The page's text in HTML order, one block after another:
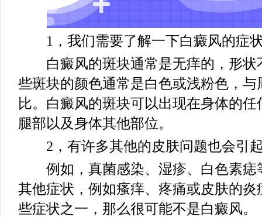
1，我们需要了解一下白癜风的症
白癜风的斑块通常是无痒的，形状
些斑块的颜色通常是白色或浅粉色，
比。白癜风的斑块可以出现在身体的
腿部以及身体其他部位。
2，有许多其他的皮肤问题也会引
例如，真菌感染、湿疹、白色素痣
其他症状，例如瘙痒、疼痛或皮肤的
些症状之一，那么很可能不是白癜风。